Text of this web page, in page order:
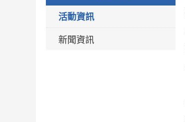
活動資訊
新聞資訊